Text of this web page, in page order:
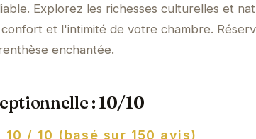
Explorez les richesses culturelles et
et l'intimité de votre chambre.
enchantée.
: 10/10
10 / 10 (basé sur 150 avis)